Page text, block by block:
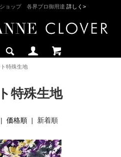
ョップ 各界プロ御用達 詳しく>
特殊生地
特殊生地
| 価格順 | 新着順